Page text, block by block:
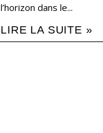
l’horizon dans le...
LIRE LA SUITE »